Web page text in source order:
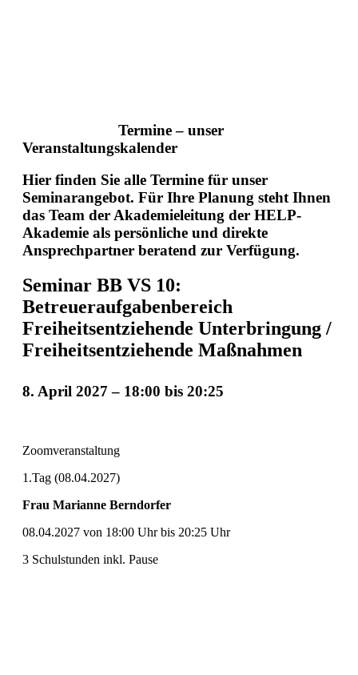
Termine – unser
Veranstaltungskalender
Hier finden Sie alle Termine für unser
Seminarangebot. Für Ihre Planung steht Ihnen
das Team der Akademieleitung der HELP-
Akademie als persönliche und direkte
Ansprechpartner beratend zur Verfügung.
Seminar BB VS 10:
Betreueraufgabenbereich
Freiheitsentziehende Unterbringung /
Freiheitsentziehende Maßnahmen
8. April 2027 – 18:00 bis 20:25
Zoomveranstaltung
1.Tag (08.04.2027)
Frau Marianne Berndorfer
08.04.2027 von 18:00 Uhr bis 20:25 Uhr
3 Schulstunden inkl. Pause